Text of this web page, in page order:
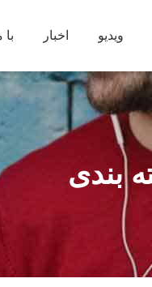
ویدیو اخبار
بندی